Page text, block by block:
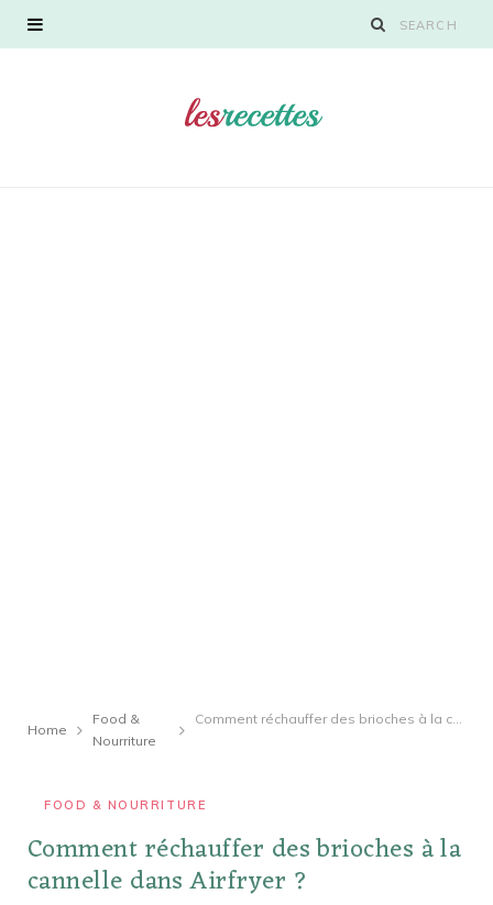
Home
Food &
Nourriture
Comment réchauffer des brioches à la cannelle dans Airfryer ?
FOOD & NOURRITURE
Comment réchauffer des brioches à la
cannelle dans Airfryer ?